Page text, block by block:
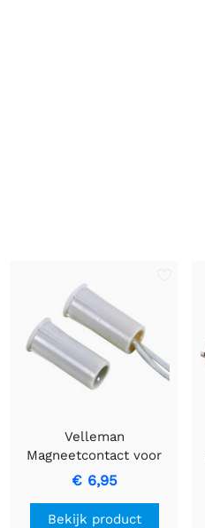
Velleman
Magneetcontact voor
veilige en efficiënte
prestaties.
€ 6,95
Bekijk product